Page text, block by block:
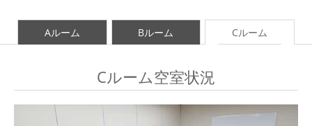
Aルーム Bルーム Cルーム
Cルーム空室状況